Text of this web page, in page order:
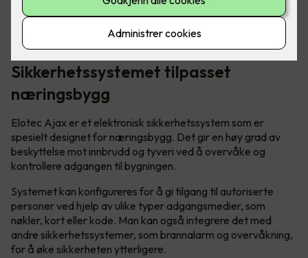
Elotec Ajax-systemet inneholder blant annet brannalarm,
vannalarm, innbruddsalarm, kameraovervåking og
Sikkerhetssystemet tilpasset
næringsbygg
Elotec Ajax er et elektronisk sikkerhetssystem som er
spesielt designet for næringsbygg. Det gir en høy grad av
beskyttelse mot innbrudd og tyveri ved å overvåke og
kontrollere adgangen til bygningen.
Systemet kan konfigureres for å gi tilgang til autoriserte
personer ved hjelp av ulike typer adgangsmedier, som
nøkler, kort eller kode. Man kan også integrere det med
andre sikkerhetssystemer, som brannalarm og overvåkning,
for å øke sikkerheten ytterligere.